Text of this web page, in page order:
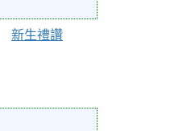
新生禮讚